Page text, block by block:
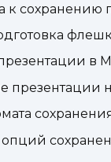
к сохранению
в
презентации